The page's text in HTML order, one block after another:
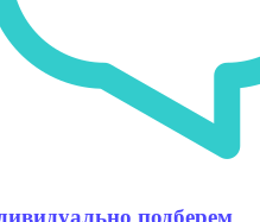
подберем